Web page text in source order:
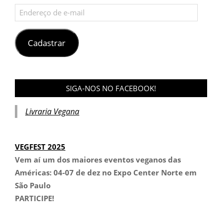
Endereço
de
e-
mailCadastrar
SIGA-NOS NO FACEBOOK!
Livraria Vegana
VEGFEST 2025
Vem aí um dos maiores eventos veganos das
Américas: 04-07 de dez no Expo Center Norte em
São Paulo
PARTICIPE!